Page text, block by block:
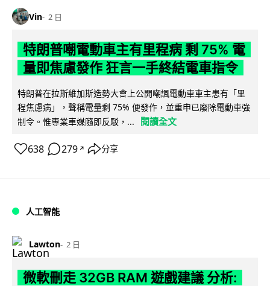
Vin 2 日
特朗普嘲電動車主有里程病 剩 75% 電
量即焦慮發作 狂言一手終結電車指令
特朗普在拉斯維加斯造勢大會上公開嘲諷電動車車主患有「里
程焦慮病」，聲稱電量剩 75% 便發作，並重申已廢除電動車強
制令。惟專業車媒隨即反駁，...
閱讀全文
638 279 ↗ 分享
人工智能
Lawton 2 日
微軟刪走 32GB RAM 遊戲建議 分析: